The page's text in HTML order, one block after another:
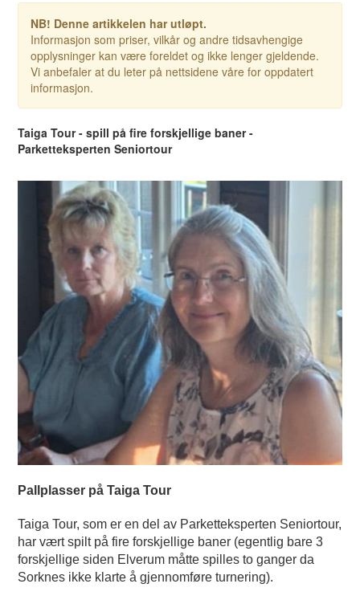
NB! Denne artikkelen har utløpt.
Informasjon som priser, vilkår og andre tidsavhengige
opplysninger kan være foreldet og ikke lenger gjeldende.
Vi anbefaler at du leter på nettsidene våre for oppdatert
informasjon.
Taiga Tour - spill på fire forskjellige baner -
Parketteksperten Seniortour
Pallplasser på Taiga Tour
Taiga Tour, som er en del av Parketteksperten Seniortour,
har vært spilt på fire forskjellige baner (egentlig bare 3
forskjellige siden Elverum måtte spilles to ganger da
Sorknes ikke klarte å gjennomføre turnering).